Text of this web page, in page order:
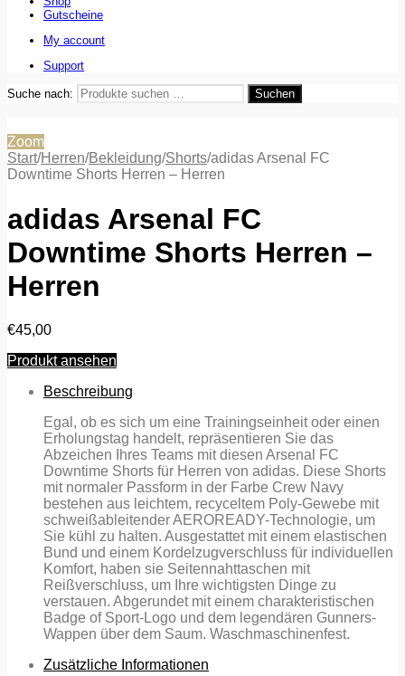
Gutscheine
My account
Support
Suche nach: Suchen
Zoom
Start/Herren/Bekleidung/Shorts/adidas Arsenal FC
Downtime Shorts Herren – Herren
adidas Arsenal FC
Downtime Shorts Herren –
Herren
€45,00
Produkt ansehen
Beschreibung
Egal, ob es sich um eine Trainingseinheit oder einen
Erholungstag handelt, repräsentieren Sie das
Abzeichen Ihres Teams mit diesen Arsenal FC
Downtime Shorts für Herren von adidas. Diese Shorts
mit normaler Passform in der Farbe Crew Navy
bestehen aus leichtem, recyceltem Poly-Gewebe mit
schweißableitender AEROREADY-Technologie, um
Sie kühl zu halten. Ausgestattet mit einem elastischen
Bund und einem Kordelzugverschluss für individuellen
Komfort, haben sie Seitennahttaschen mit
Reißverschluss, um Ihre wichtigsten Dinge zu
verstauen. Abgerundet mit einem charakteristischen
Badge of Sport-Logo und dem legendären Gunners-
Wappen über dem Saum. Waschmaschinenfest.
Zusätzliche Informationen